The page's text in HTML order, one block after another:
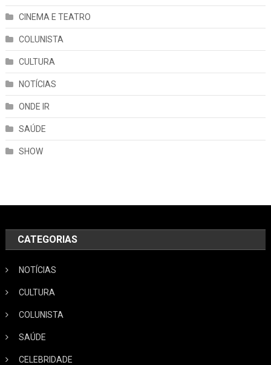
CINEMA E TEATRO
COLUNISTA
CULTURA
NOTÍCIAS
ONDE IR
SAÚDE
SHOW
CATEGORIAS
NOTÍCIAS
CULTURA
COLUNISTA
SAÚDE
CELEBRIDADE